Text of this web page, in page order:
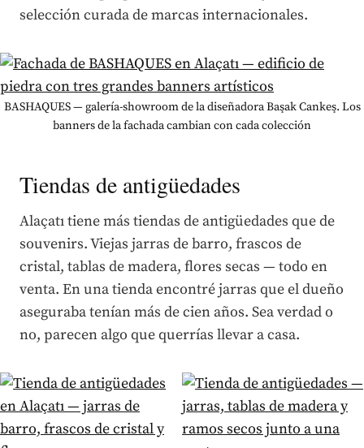
selección curada de marcas internacionales.
BASHAQUES — galería-showroom de la diseñadora Başak Cankeş. Los
banners de la fachada cambian con cada colección
Tiendas de antigüedades
Alaçatı tiene más tiendas de antigüedades que de
souvenirs. Viejas jarras de barro, frascos de
cristal, tablas de madera, flores secas — todo en
venta. En una tienda encontré jarras que el dueño
aseguraba tenían más de cien años. Sea verdad o
no, parecen algo que querrías llevar a casa.